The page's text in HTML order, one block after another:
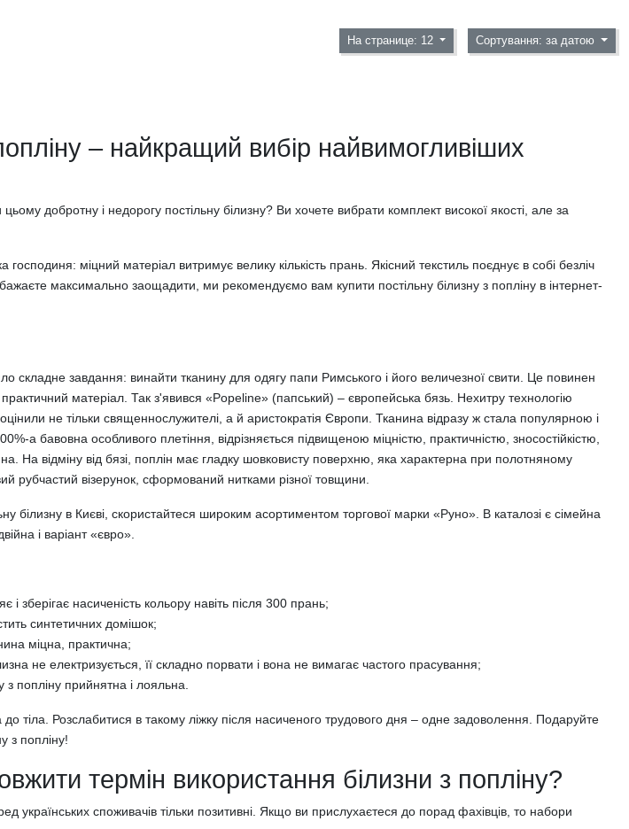
На странице: 12 Сортування: за датою
– найкращий вибір найвимогливіших
добротну і недорогу постільну білизну? Ви хочете вибрати комплект високої якості, але за
господиня: міцний матеріал витримує велику кількість прань. Якісний текстиль поєднує в собі безліч
максимально заощадити, ми рекомендуємо вам купити постільну білизну з попліну в інтернет-
складне завдання: винайти тканину для одягу папи Римського і його величезної свити. Це повинен
матеріал. Так з'явився «Popeline» (папський) – європейська бязь. Нехитру технологію
не тільки священнослужителі, а й аристократія Європи. Тканина відразу ж стала популярною і
а бавовна особливого плетіння, відрізняється підвищеною міцністю, практичністю, зносостійкістю,
На відміну від бязі, поплін має гладку шовковисту поверхню, яка характерна при полотняному
рубчастий візерунок, сформований нитками різної товщини.
білизну в Києві, скористайтеся широким асортиментом торгової марки «Руно». В каталозі є сімейна
і варіант «євро».
і зберігає насиченість кольору навіть після 300 прань;
синтетичних домішок;
міцна, практична;
не електризується, її складно порвати і вона не вимагає частого прасування;
з попліну прийнятна і лояльна.
тіла. Розслабитися в такому ліжку після насиченого трудового дня – одне задоволення. Подаруйте
з попліну!
термін використання білизни з попліну?
українських споживачів тільки позитивні. Якщо ви прислухаєтеся до порад фахівців, то набори